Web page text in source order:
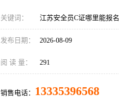
关键词： 江苏安全员C证哪里能报名
发布日期： 2026-08-09
阅 读 量： 291
销售电话： 13335396568